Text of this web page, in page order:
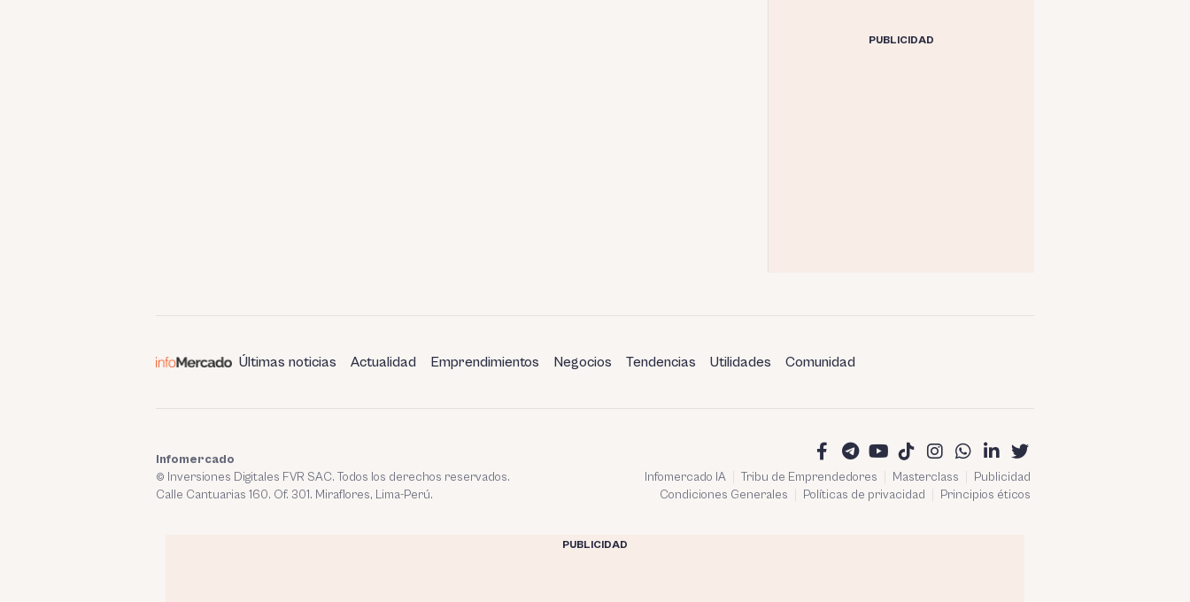
PUBLICIDAD
Últimas noticias Actualidad Emprendimientos Negocios Tendencias Utilidades Comunidad
Infomercado IA Tribu de Emprendedores Masterclass
Publicidad
Condiciones Generales
Políticas de privacidad Principios éticos
Infomercado
© Inversiones Digitales FVR SAC. Todos los derechos reservados.
Calle Cantuarias 160. Of. 301. Miraflores, Lima-Perú.
PUBLICIDAD